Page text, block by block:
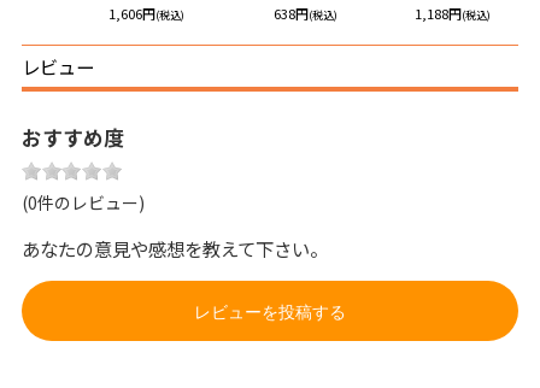
1,606円(税込) 638円(税込) 1,188円(税込)
レビュー
おすすめ度
(0件のレビュー)
あなたの意見や感想を教えて下さい。
レビューを投稿する